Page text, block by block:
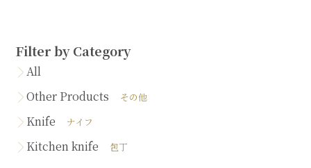
Filter by Category
All
Other Products
その他
Knife ナイフ
Kitchen knife 包丁